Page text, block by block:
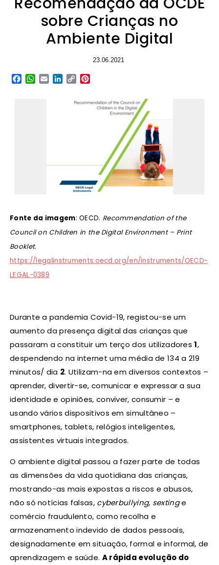
sobre Crianças no
Ambiente Digital
23.06.2021
Facebook
WhatsApp
EmailLinkedIn
Copy
Fonte da imagem: OECD. Recommendation of the
Council on Children in the Digital Environment – Print
Booklet.
https://legalinstruments.oecd.org/en/instruments/OECD-
LEGAL-0389
Durante a pandemia Covid-19, registou-se um
aumento da presença digital das crianças que
passaram a constituir um terço dos utilizadores1,
despendendo na internet uma média de 134 a 219
minutos/ dia 2. Utilizam-na em diversos contextos –
aprender, divertir-se, comunicar e expressar a sua
identidade e opiniões, conviver, consumir – e
usando vários dispositivos em simultâneo –
smartphones, tablets, relógios inteligentes,
assistentes virtuais integrados.
O ambiente digital passou a fazer parte de todas
as dimensões da vida quotidiana das crianças,
mostrando-as mais expostas a riscos e abusos,
não só notícias falsas, cyberbullying, sextinge
comércio fraudulento, como recolha e
armazenamento indevido de dados pessoais,
designadamente em situação, formal e informal, de
aprendizagem e saúde. A rápida evolução do